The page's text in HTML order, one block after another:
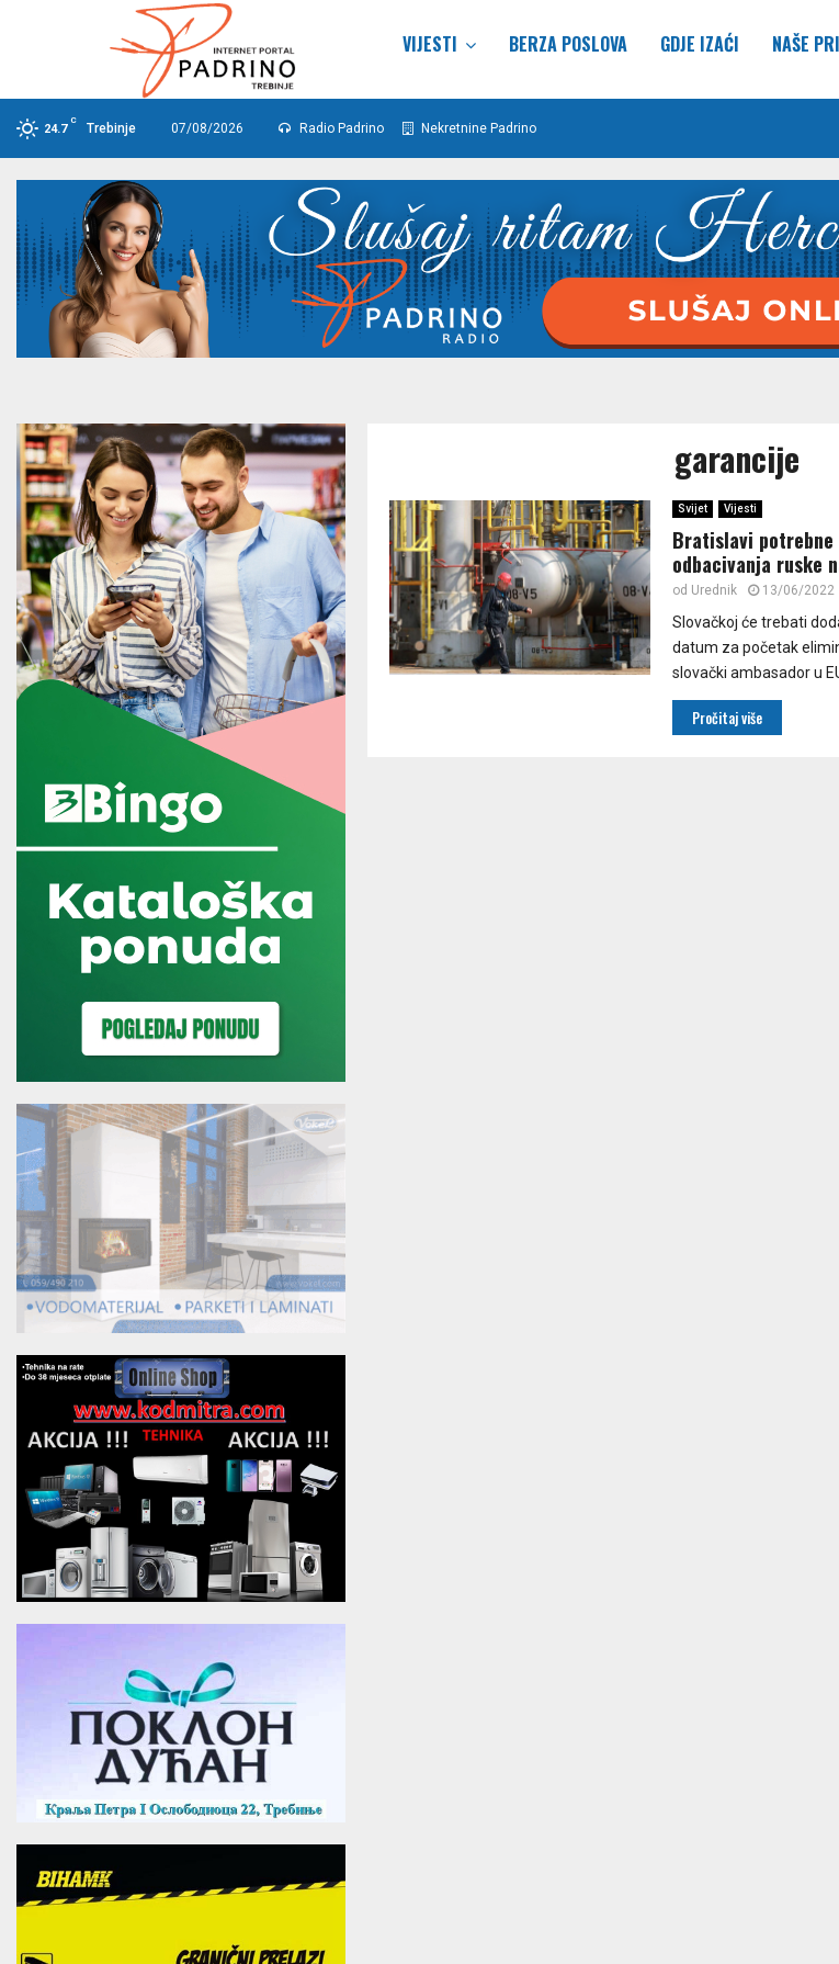
VIJESTI BERZA POSLOVA GDJE IZAĆI NAŠE
24.7
C
Trebinje 07/08/2026 Radio Padrino Nekretnine Padrino
garancije
Svijet Vijesti
Bratislavi
odbacivanja ruske
od Urednik 13/06/2022
Slovačkoj će trebati
datum za početak
slovački ambasador u
Pročitaj više